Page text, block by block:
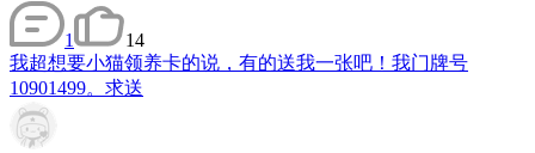
1
14
我超想要小猫领养卡的说，有的送我一张吧！我门牌号
10901499。求送